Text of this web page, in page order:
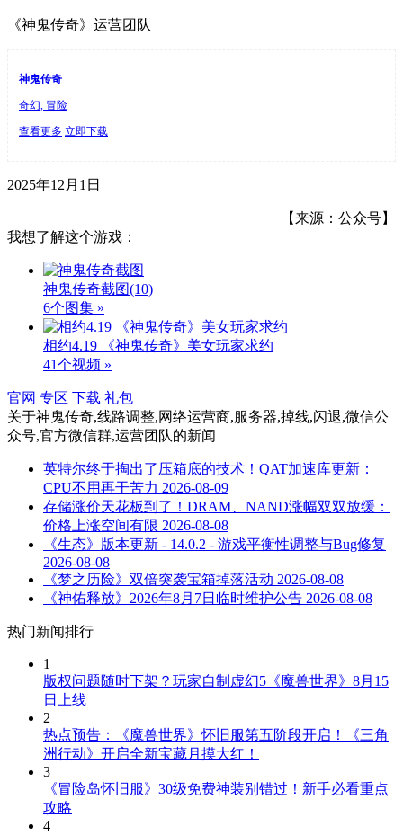
《神鬼传奇》运营团队
神鬼传奇
奇幻, 冒险
查看更多 立即下载
2025年12月1日
【来源：公众号】
我想了解这个游戏：
神鬼传奇截图(10)
6个图集 »
相约4.19 《神鬼传奇》美女玩家求约
41个视频 »
官网 专区 下载 礼包
关于神鬼传奇,线路调整,网络运营商,服务器,掉线,闪退,微信公
众号,官方微信群,运营团队的新闻
英特尔终于掏出了压箱底的技术！QAT加速库更新：
CPU不用再干苦力 2026-08-09
存储涨价天花板到了！DRAM、NAND涨幅双双放缓：
价格上涨空间有限 2026-08-08
《生态》版本更新 - 14.0.2 - 游戏平衡性调整与Bug修复
2026-08-08
《梦之历险》双倍突袭宝箱掉落活动 2026-08-08
《神佑释放》2026年8月7日临时维护公告 2026-08-08
热门新闻排行
1
版权问题随时下架？玩家自制虚幻5《魔兽世界》8月15
日上线
2
热点预告：《魔兽世界》怀旧服第五阶段开启！《三角
洲行动》开启全新宝藏月摸大红！
3
《冒险岛怀旧服》30级免费神装别错过！新手必看重点
攻略
4